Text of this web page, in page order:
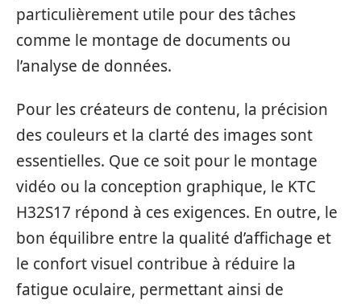
particulièrement utile pour des tâches
comme le montage de documents ou
l’analyse de données.
Pour les créateurs de contenu, la précision
des couleurs et la clarté des images sont
essentielles. Que ce soit pour le montage
vidéo ou la conception graphique, le KTC
H32S17 répond à ces exigences. En outre, le
bon équilibre entre la qualité d’affichage et
le confort visuel contribue à réduire la
fatigue oculaire, permettant ainsi de